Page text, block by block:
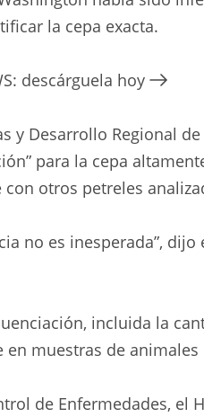
la cepa exacta.
descárguela hoy
y Desarrollo Regional
para la cepa
otros petreles
no es inesperada”,
incluida la
muestras de
de Enfermedades, el